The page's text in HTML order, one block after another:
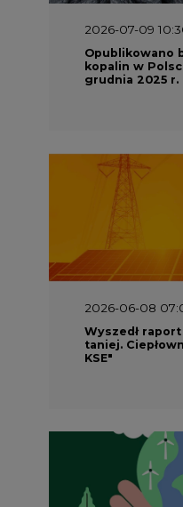
2026-07-09
Opublikowano
kopalin w
grudnia 2025 r.
2026-06-08
Wyszedł
taniej.
KSE"